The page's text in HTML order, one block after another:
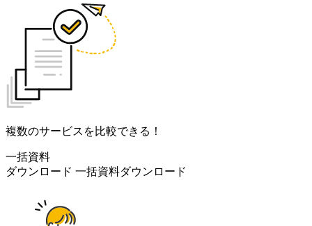
複数のサービスを比較できる！
一括資料
ダウンロード 一括資料ダウンロード